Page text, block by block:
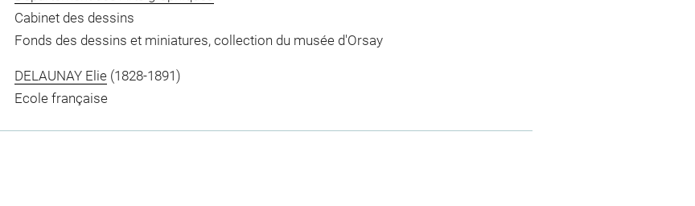
Cabinet des dessins
Fonds des dessins et miniatures, collection du musée d'Orsay
DELAUNAY Elie(1828-1891)
Ecole française